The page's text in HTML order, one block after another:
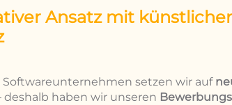
Ansatz mit
Softwareunternehmen setzen wir auf
deshalb haben wir unseren